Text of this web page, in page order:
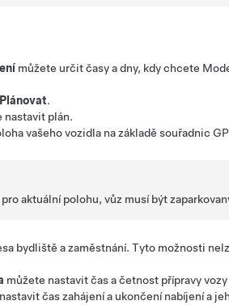
můžete určit časy a dny, kdy chcete
Plánovat.
nastavit plán.
vašeho vozidla na základě souřadnic
aktuální polohu, vůz musí být
bydliště a zaměstnání. Tyto možnosti
můžete nastavit čas a četnost přípravy
čas zahájení a ukončení nabíjení a